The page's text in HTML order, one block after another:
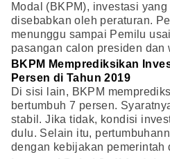
Modal (BKPM), investasi
disebabkan oleh peraturan.
menunggu sampai Pemilu
pasangan calon presiden dan
BKPM Memprediksikan
Persen di Tahun 2019
Di sisi lain, BKPM
bertumbuh 7 persen.
stabil. Jika tidak, kondisi
dulu. Selain itu,
dengan kebijakan pemerintah